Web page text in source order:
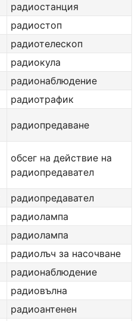
радиостанция
радиостоп
радиотелескоп
радиокула
радионаблюдение
радиотрафик
радиопредаване
обсег на действие на
радиопредавател
радиопредавател
радиолампа
радиолампа
радиолъч за насочване
радионаблюдение
радиовълна
радиоантенен